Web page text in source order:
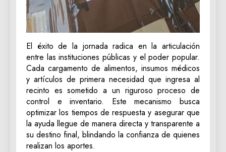
El éxito de la jornada radica en la articulación
entre las instituciones públicas y el poder popular.
Cada cargamento de alimentos, insumos médicos
y artículos de primera necesidad que ingresa al
recinto es sometido a un riguroso proceso de
control e inventario. Este mecanismo busca
optimizar los tiempos de respuesta y asegurar que
la ayuda llegue de manera directa y transparente a
su destino final, blindando la confianza de quienes
realizan los aportes.